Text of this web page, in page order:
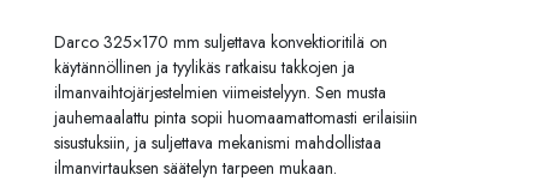
Darco 325×170 mm suljettava konvektioritilä on
käytännöllinen ja tyylikäs ratkaisu takkojen ja
ilmanvaihtojärjestelmien viimeistelyyn. Sen musta
jauhemaalattu pinta sopii huomaamattomasti erilaisiin
sisustuksiin, ja suljettava mekanismi mahdollistaa
ilmanvirtauksen säätelyn tarpeen mukaan.